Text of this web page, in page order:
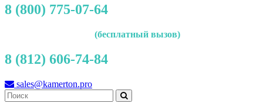
8 (800) 775-07-64
(бесплатный вызов)
8 (812) 606-74-84
sales@kamerton.pro